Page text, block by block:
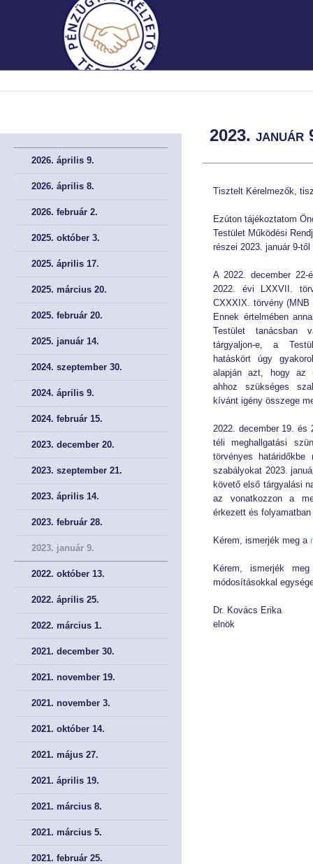
BEMUTATKOZÁS
A Testületről röviden
A Testület története
Müködési Rendünk
Éves Jelentéseink
Testület
Hivatal
Közös jogszabályok
Pénzpiac
Biztosítás
Pénztár
NYOMTATVÁNYOK
Bírósági nyomtatványok
BEMUTATKOZÁS
A Testületről röviden
A Testület története
Müködési Rendünk
Éves Jelentéseink
Testület
Hivatal
Közös jogszabályok
Pénzpiac
Biztosítás
Pénztár
NYOMTATVÁNYOK
Bírósági nyomtatványok
2026. április 9.
2026. április 8.
2026. február 2.
2025. október 3.
2025. április 17.
2025. március 20.
2025. február 20.
2025. január 14.
2024. szeptember 30.
2024. április 9.
2024. február 15.
2023. december 20.
2023. szeptember 21.
2023. április 14.
2023. február 28.
2023. január 9.
2022. október 13.
2022. április 25.
2022. március 1.
2021. december 30.
2021. november 19.
2021. november 3.
2021. október 14.
2021. május 27.
2021. április 19.
2021. március 8.
2021. március 5.
2021. február 25.
2023. január
Tisztelt Kérelmezők,
Ezúton tájékoztatom
Testület Működési
részei 2023. január 9-
A 2022. december
2022. évi LXXVII.
CXXXIX. törvény
Ennek értelmében
Testület
tárgyaljon-e, a
hatáskört úgy
alapján azt, hogy az
ahhoz szükséges
kívánt igény összege
2022. december 19. és
téli meghallgatási
törvényes
szabályokat 2023.
követő első tárgyalási
az vonatkozzon a
érkezett és
Kérem, ismerjék meg a
Kérem, ismerjék
módosításokkal
Dr. Kovács Erika
elnök